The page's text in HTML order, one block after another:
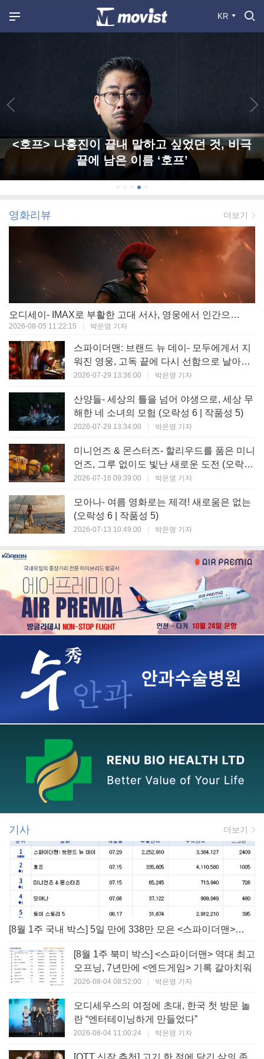
KR
<호프> 나홍진이 끝내 말하고 싶었던 것, 비극
끝에 남은 이름 ‘호프’
영화리뷰 더보기
오디세이- IMAX로 부활한 고대 서사, 영웅에서 인간으로의 귀환 (오락성 9 | 작품성 9)
2026-08-05 11:22:15 박은영 기자
스파이더맨: 브랜드 뉴 데이- 모두에게서 지
워진 영웅, 고독 끝에 다시 선함으로 날아오
르다 (오락성 8 | 작품성 8)
2026-07-29 13:36:00 박은영 기자
산양들- 세상의 틀을 넘어 야생으로, 세상 무
해한 네 소녀의 모험 (오락성 6 | 작품성 5)
2026-07-29 13:34:00 박은영 기자
미니언즈 & 몬스터즈- 할리우드를 품은 미니
언즈, 그루 없이도 빛난 새로운 도전 (오락성
7 | 작품성 6)
2026-07-16 09:39:00 박은영 기자
모아나- 여름 영화로는 제격! 새로움은 없는
(오락성 6 | 작품성 5)
2026-07-13 10:49:00 박은영 기자
기사 더보기
[8월 1주 국내 박스] 5일 만에 338만 모은 <스파이더맨> 극장가 235% 대반등, <호프>는 400만 돌파
[8월 1주 북미 박스] <스파이더맨> 역대 최고
오프닝, 7년만에 <엔드게임> 기록 갈아치워
2026-08-04 08:52:00 | 박은영 기자
오디세우스의 여정에 초대, 한국 첫 방문 놀
란 “엔터테이닝하게 만들었다”
2026-08-04 11:00:24 | 박은영 기자
[OTT 신작 추천] 고기 한 점에 담긴 삶의 존